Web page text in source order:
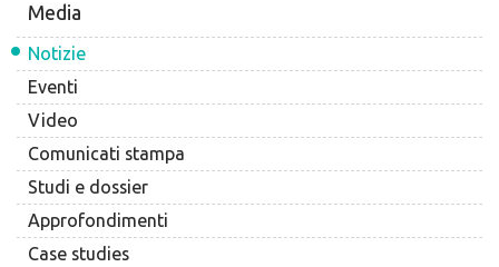
Media
Notizie
Eventi
Video
Comunicati stampa
Studi e dossier
Approfondimenti
Case studies